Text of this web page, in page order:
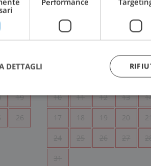
19
26
LUN GIO
6 7
10 11 12 13
17 18 19 20
24 25 26 27
31
DETTAGLI